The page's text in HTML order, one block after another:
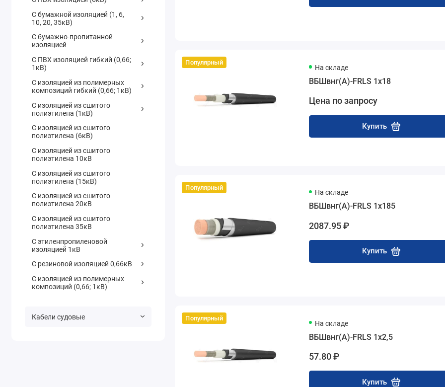
С бумажной изоляцией (1, 6,
10, 20, 35кВ)
С бумажно-пропитанной
изоляцией
С ПВХ изоляцией гибкий (0,66;
1кВ)
С изоляцией из полимерных
композиций гибкий (0,66; 1кВ)
С изоляцией из сшитого
полиэтилена (1кВ)
С изоляцией из сшитого
полиэтилена (6кВ)
С изоляцией из сшитого
полиэтилена 10кВ
С изоляцией из сшитого
полиэтилена (15кВ)
С изоляцией из сшитого
полиэтилена 20кВ
С изоляцией из сшитого
полиэтилена 35кВ
С этиленпропиленовой
изоляцией 1кВ
С резиновой изоляцией 0,66кВ
С изоляцией из полимерных
композиций (0,66; 1кВ)
Кабели судовые
Популярный
На складе
ВБШвнг(А)-FRLS 1х18
Цена по запросу
Купить
Популярный
На складе
ВБШвнг(А)-FRLS 1х185
2087.95 ₽
Купить
Популярный
На складе
ВБШвнг(А)-FRLS 1х2,5
57.80 ₽
Купить